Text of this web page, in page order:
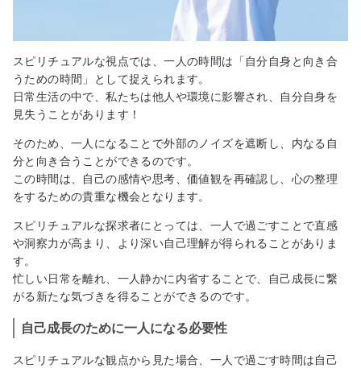
スピリチュアルな視点では、一人の時間は「自分自身と向き合
うための時間」として捉えられます。
日常生活の中で、私たちは他人や環境に影響され、自分自身を
見失うことがあります！
そのため、一人になることで外部のノイズを遮断し、内なる自
分と向き合うことができるのです。
この時間は、自己の感情や思考、価値観を再確認し、心の整理
をするための貴重な機会となります。
スピリチュアルな探求者にとっては、一人で過ごすことで直感
や洞察力が高まり、より深い自己理解が得られることがありま
す。
忙しい日常を離れ、一人静かに内省することで、自己成長に繋
がる新たな気づきを得ることができるのです。
自己成長のために一人になる必要性
スピリチュアルな観点から見た場合、一人で過ごす時間は自己